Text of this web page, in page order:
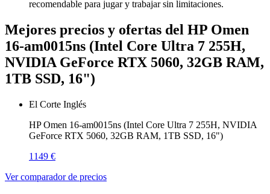
recomendable para jugar y trabajar sin limitaciones.
Mejores precios y ofertas del HP Omen
16-am0015ns (Intel Core Ultra 7 255H,
NVIDIA GeForce RTX 5060, 32GB RAM,
1TB SSD, 16")
El Corte Inglés
HP Omen 16-am0015ns (Intel Core Ultra 7 255H, NVIDIA
GeForce RTX 5060, 32GB RAM, 1TB SSD, 16")
1149 €
Ver comparador de precios